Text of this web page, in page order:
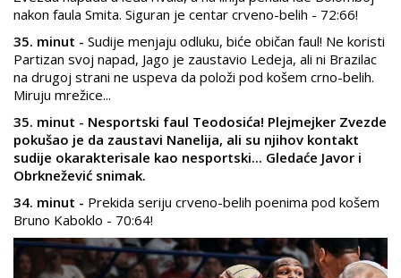
nakon faula Smita. Siguran je centar crveno-belih - 72:66!
35. minut - Sudije menjaju odluku, biće običan faul! Ne koristi
Partizan svoj napad, Jago je zaustavio Ledeja, ali ni Brazilac
na drugoj strani ne uspeva da položi pod košem crno-belih.
Miruju mrežice...
35. minut - Nesportski faul Teodosića! Plejmejker Zvezde
pokušao je da zaustavi Nanelija, ali su njihov kontakt
sudije okarakterisale kao nesportski... Gledaće Javor i
Obrknežević snimak.
34. minut - Prekida seriju crveno-belih poenima pod košem
Bruno Kaboklo - 70:64!